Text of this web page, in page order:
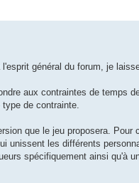
général du forum, je
aux contraintes de temps
de contrainte.
que le jeu proposera.
unissent les différents
spécifiquement ainsi qu'à